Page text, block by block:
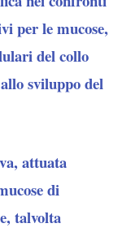
per le mucose,
del collo
sviluppo del
attuata
di
talvolta